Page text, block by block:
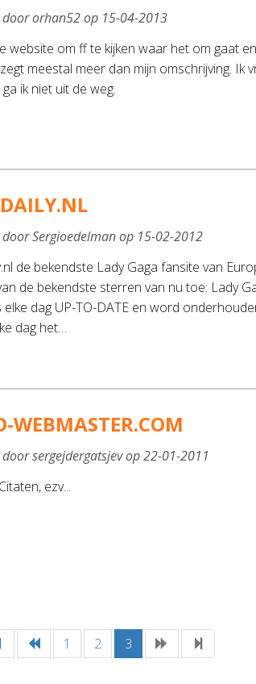
door orhan52 op 15-04-2013
website om ff te kijken waar het om gaat
meestal meer dan mijn omschrijving. Ik
ik niet uit de weg.
Sergioedelman op 15-02-2012
de bekendste Lady Gaga fansite van
de bekendste sterren van nu toe: Lady
elke dag UP-TO-DATE en word
dag het…
WEBMASTER.COM
sergejdergatsjev op 22-01-2011
ezv...
1 2 3